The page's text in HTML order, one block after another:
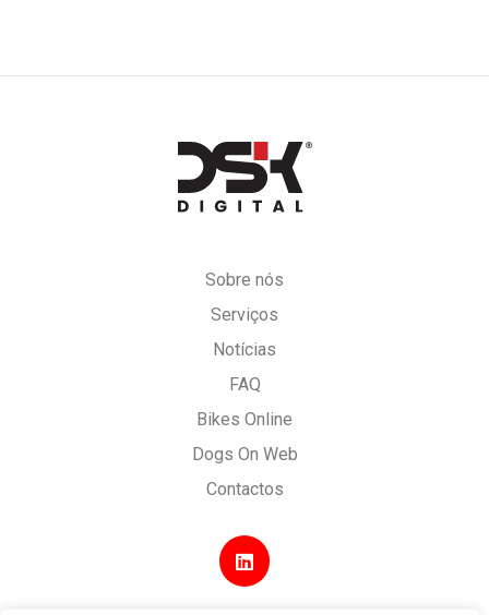
Sobre nós
Serviços
Notícias
FAQ
Bikes Online
Dogs On Web
Contactos